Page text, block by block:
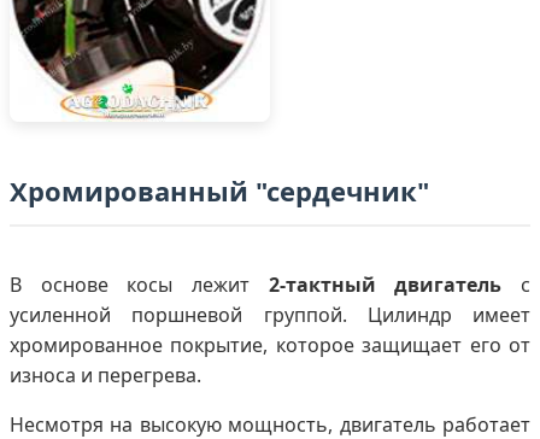
Хромированный "сердечник"
В основе косы лежит 2-тактный двигатель с
усиленной поршневой группой. Цилиндр имеет
хромированное покрытие, которое защищает его от
износа и перегрева.
Несмотря на высокую мощность, двигатель работает